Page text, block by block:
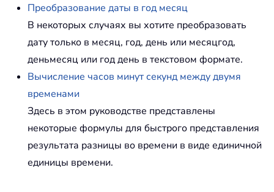
Преобразование даты в год месяц
В некоторых случаях вы хотите преобразовать
дату только в месяц, год, день или месяцгод,
деньмесяц или год день в текстовом формате.
Вычисление часов минут секунд между двумя
временами
Здесь в этом руководстве представлены
некоторые формулы для быстрого представления
результата разницы во времени в виде единичной
единицы времени.